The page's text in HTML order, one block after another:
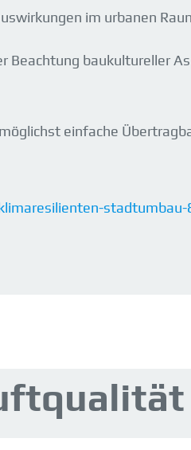
im urbanen
Beachtung baukultureller
einfache
stadtumbau-